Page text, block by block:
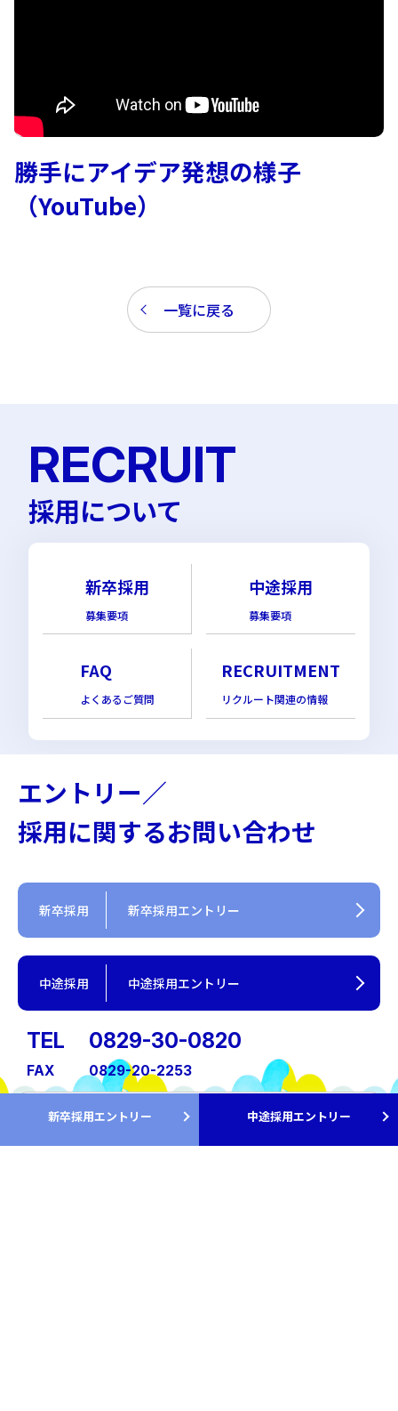
勝手にアイデア発想の様子
（YouTube）
一覧に戻る
新卒採用エントリー 中途採用エントリー
RECRUIT
採用について
新卒採用
募集要項
中途採用
募集要項
FAQ
よくあるご質問
RECRUITMENT
リクルート関連の情報
エントリー／
採用に関するお問い合わせ
新卒採用 新卒採用エントリー
中途採用 中途採用エントリー
TEL 0829-30-0820
FAX 0829-20-2253
担当 総務部